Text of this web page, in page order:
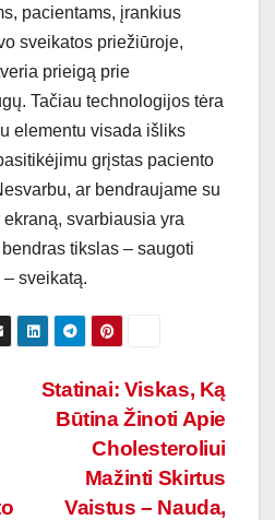
pacientams, įrankius
sveikatos priežiūroje,
prieigą prie
Tačiau technologijos tėra
elementu visada išliks
grįstas paciento
ar bendraujame su
svarbiausia yra
tikslas – saugoti
sveikatą.
Statinai: Viskas, Ką
Būtina Žinoti Apie
Cholesteroliui
Mažinti Skirtus
Vaistus – Nauda,